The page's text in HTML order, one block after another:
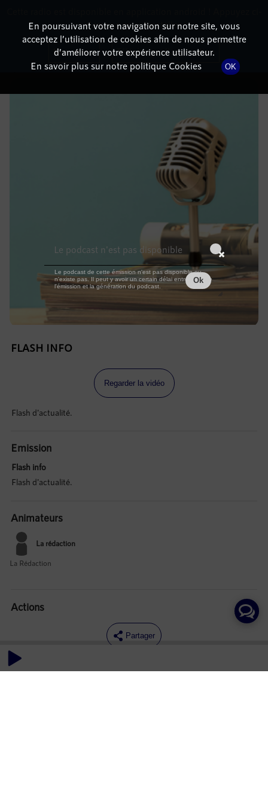
DÉTAILS DE L'ÉPISODE
21 juin 2022 à 4h59, durée : Invalid date
FLASH INFO
Regarder la vidéo
Flash d'actualité.
Emission
Flash info
Flash d'actualité.
Animateurs
La rédaction
La Rédaction
Actions
Partager
Commentaires
En poursuivant votre navigation sur notre site, vous
acceptez l’utilisation de cookies afin de nous permettre
d’améliorer votre expérience utilisateur.
En savoir plus sur notre politique Cookies
OK
dessous pour l'installer.
Non merci Télécharger l'application
Le podcast n'est pas disponible
Le podcast de cette émission n'est pas disponible ou
n'existe pas. Il peut y avoir un certain délai entre la fin de
l'émission et la génération du podcast.
Ok